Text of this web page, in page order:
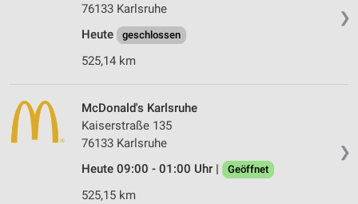
❯
76133 Karlsruhe
Heute
geschlossen
525,14 km
❯
McDonald's Karlsruhe
Kaiserstraße 135
76133 Karlsruhe
Heute 09:00 - 01:00 Uhr |
Geöffnet
525,15 km